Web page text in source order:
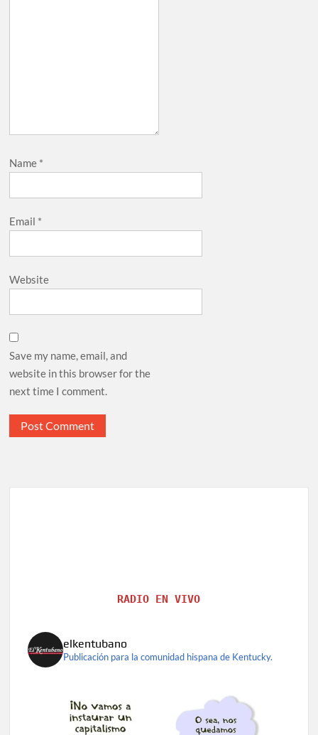
Name *
Email *
Website
Save my name, email, and
website in this browser for the
next time I comment.
RADIO EN VIVO
elkentubano
Publicación para la comunidad hispana de Kentucky.